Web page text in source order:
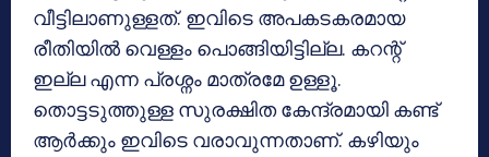
വീട്ടിലാണുള്ളത്. ഇവിടെ അപകടകരമായ
രീതിയില്‍ വെള്ളം പൊങ്ങിയിട്ടില്ല. കറന്റ്
ഇല്ല എന്ന പ്രശ്നം മാത്രമേ ഉള്ളൂ.
തൊട്ടടുത്തുള്ള സുരക്ഷിത കേന്ദ്രമായി കണ്ട്
ആര്‍ക്കും ഇവിടെ വരാവുന്നതാണ്. കഴിയും